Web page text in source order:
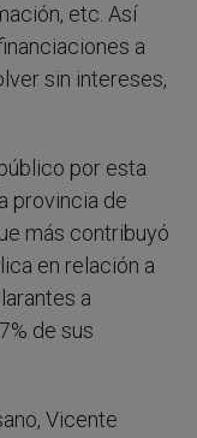
etc. Así
a
sin intereses,
por esta
provincia de
más contribuyó
en relación a
a
de sus
Vicente